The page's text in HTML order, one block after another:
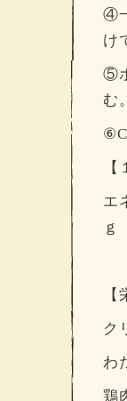
④
け
⑤
む
エ
ク
わ
鶏